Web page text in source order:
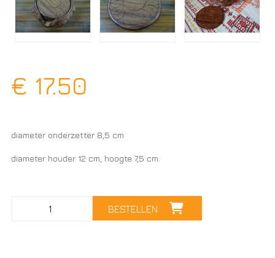
€ 17.50
diameter onderzetter 8,5 cm
diameter houder 12 cm, hoogte 7,5 cm.
BESTELLEN